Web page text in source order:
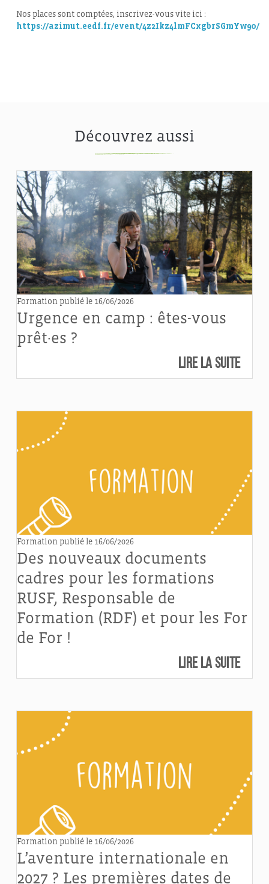
Nos places sont comptées, inscrivez-vous vite ici :
https://azimut.eedf.fr/event/4z2Ikz4lmFCxgbrSGmYw9o/
Découvrez aussi
Formationpublié le 16/06/2026
Urgence en camp : êtes-vous
prêt·es ?
Lire la suite
Formationpublié le 16/06/2026
Des nouveaux documents
cadres pour les formations
RUSF, Responsable de
Formation (RDF) et pour les For
de For !
Lire la suite
Formationpublié le 16/06/2026
L’aventure internationale en
2027 ? Les premières dates de